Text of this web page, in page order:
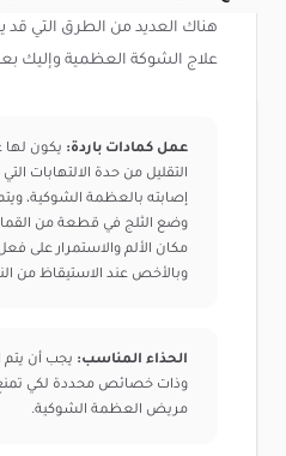
هناك العديد من الطرق التي قد
علاج الشوكة العظمية وإليك
عمل كمادات باردة: يكون لها
التقليل من حدة الالتهابات
إصابته بالعظمة الشوكية،
وضع الثلج في قطعة من
مكان الألم والاستمرار على
وبالأخص عند الاستيقاظ من
الحذاء المناسب: يجب أن يتم
وذات خصائص محددة لكي
مريض العظمة الشوكية.